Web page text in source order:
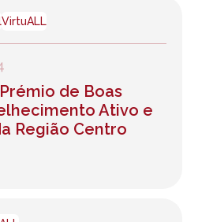
VirtuALL
de Boas
Ativo e
Região Centro